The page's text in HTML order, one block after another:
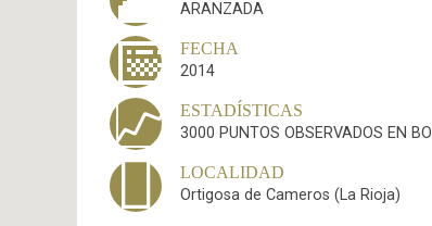
ARANZADA
📅
FECHA
2014
📈
ESTADÍSTICAS
3000 PUNTOS OBSERVADOS EN

LOCALIDAD
Ortigosa de Cameros (La Rioja)